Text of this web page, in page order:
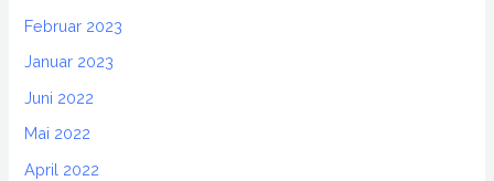
Februar 2023
Januar 2023
Juni 2022
Mai 2022
April 2022